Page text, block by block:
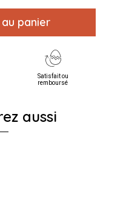
panier
Satisfait ou
remboursé
aussi